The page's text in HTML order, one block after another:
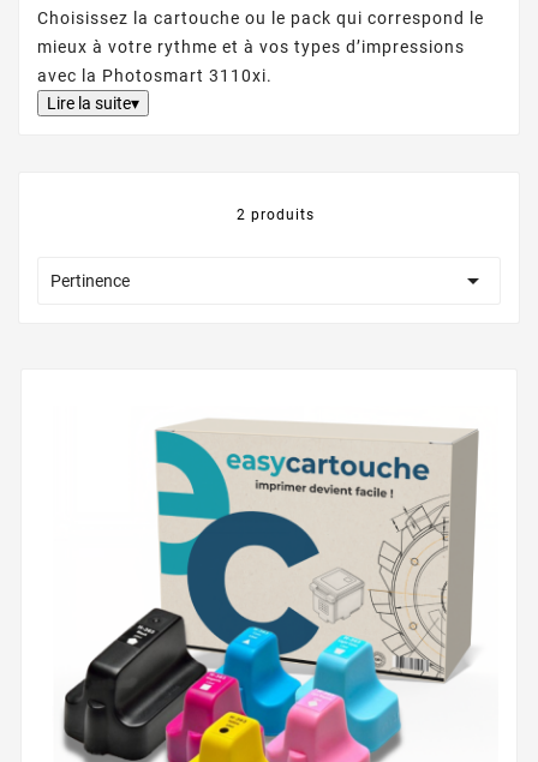
Choisissez la cartouche ou le pack qui correspond le
mieux à votre rythme et à vos types d’impressions
avec la Photosmart 3110xi.
Lire la suite▾
2 produits
Pertinence 